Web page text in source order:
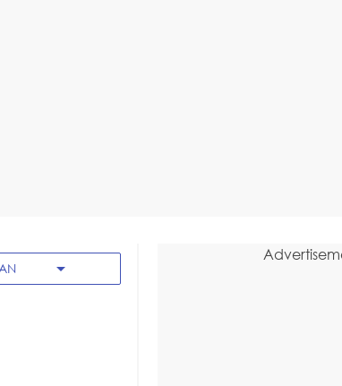
arrow_drop_down